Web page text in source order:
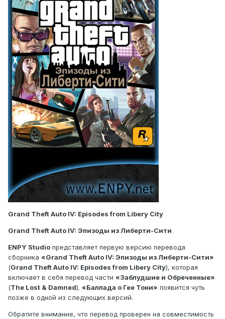
Grand Theft Auto IV: Episodes from Libery City
Grand Theft Auto IV: Эпизоды из Либерти-Сити
ENPY Studio представляет первую версию перевода
сборника «Grand Theft Auto IV: Эпизоды из Либерти-Сити»
(Grand Theft Auto IV: Episodes from Libery City), которая
включает в себя перевод части «Заблудшие и Обреченные»
(The Lost & Damned). «Баллада о Гее Тони» появится чуть
позже в одной из следующих версий.
Обратите внимание, что перевод проверен на совместимость